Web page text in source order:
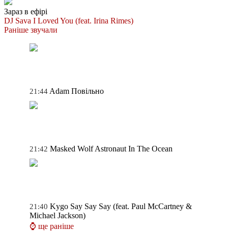
Зараз в ефірі
DJ Sava I Loved You (feat. Irina Rimes)
Раніше звучали
21:44 Adam Повільно
21:42 Masked Wolf Astronaut In The Ocean
21:40 Kygo Say Say Say (feat. Paul McCartney &
Michael Jackson)
⌚ ще раніше